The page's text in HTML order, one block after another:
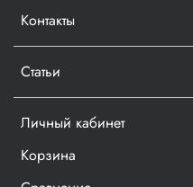
Самостоятельное
без упаковки и без
В комплекте:
Поролон “Волна”,
Квадро Ложемент™,
Специализированный нож,
Контакты
Статьи
Личный кабинет
Корзина